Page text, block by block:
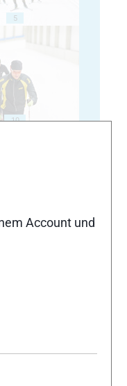
5
10
15
Account und